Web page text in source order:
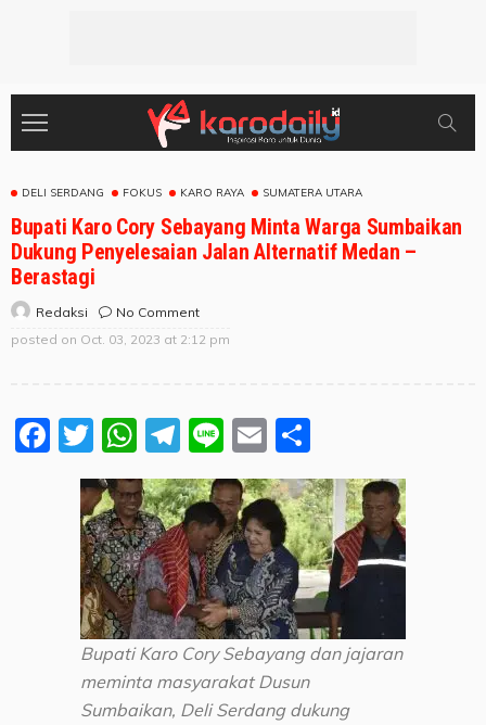
DELI SERDANG FOKUS KARO RAYA SUMATERA UTARA
Bupati Karo Cory Sebayang Minta Warga Sumbaikan
Dukung Penyelesaian Jalan Alternatif Medan –
Berastagi
Redaksi
No Comment
posted on Oct. 03, 2023 at 2:12 pm
Facebook
Twitter
WhatsApp
Telegram
LineEmail
Bupati Karo Cory Sebayang dan jajaran
meminta masyarakat Dusun
Sumbaikan, Deli Serdang dukung